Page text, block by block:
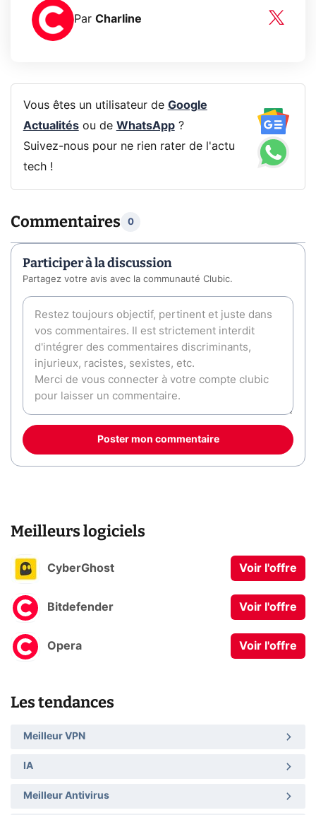
Par Charline
Vous êtes un utilisateur de Google
Actualitésou de WhatsApp?
Suivez-nous pour ne rien rater de l'actu
tech !
Commentaires 0
Participer à la discussion
Partagez votre avis avec la communauté Clubic.
Poster mon commentaire
Meilleurs logiciels
CyberGhost Voir l'offre
Bitdefender Voir l'offre
Opera Voir l'offre
Les tendances
Meilleur VPN
IA
Meilleur Antivirus